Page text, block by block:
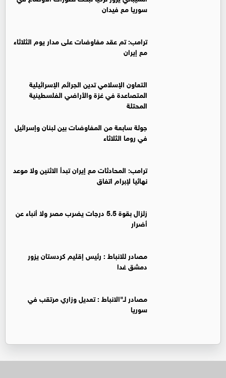
سوريا مع فيدان
ترامب: تم عقد مفاوضات على مدار يوم الثلاثاء
مع إيران
التعاون الإسلامي تدين الجرائم الإسرائيلية
المتصاعدة في غزة والأراضي الفلسطينية
المحتلة
جولة سابعة من المفاوضات بين لبنان وإسرائيل
في روما الثلاثاء
ترامب: المحادثات مع إيران تبدأ الاثنين ولا موعد
نهائيا لإبرام اتفاق
زلزال بقوة 5.5 درجات يضرب مصر ولا أنباء عن
أضرار
‏مصادر للانباط : رئيس إقليم كردستان يزور
دمشق غدا
‏مصادر لـ"الانباط : تعديل وزاري مرتقب في
سوريا